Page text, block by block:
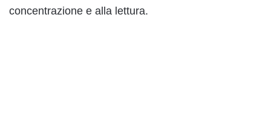
concentrazione e alla lettura.